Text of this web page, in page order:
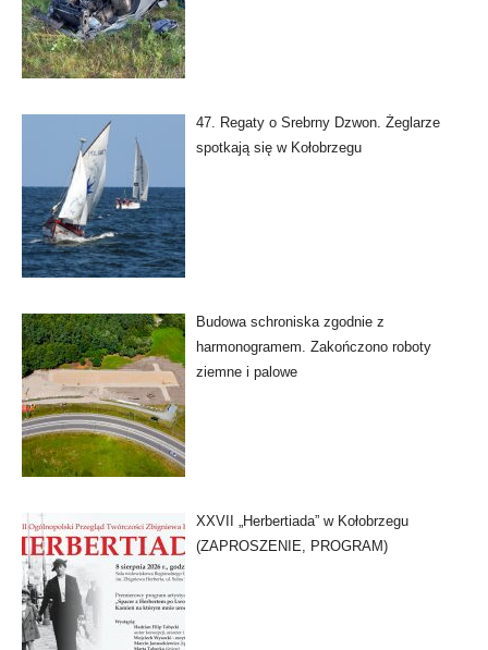
47. Regaty o Srebrny Dzwon. Żeglarze
spotkają się w Kołobrzegu
Budowa schroniska zgodnie z
harmonogramem. Zakończono roboty
ziemne i palowe
XXVII „Herbertiada” w Kołobrzegu
(ZAPROSZENIE, PROGRAM)